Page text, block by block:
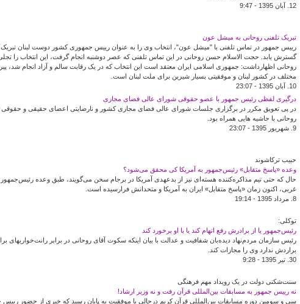
12. آبان 1395 - 9:47
تبریک تلفنی روحانی به میشل عون
رییس جمهور در تماس تلفنی با "میشل عون"، انتخاب وی را به عنوان رییس جمهوری کشور دوست لبنان تبریک
گسترش یابد. حجت الاسلام حسن روحانی در این تماس تلفنی که عصر دوشنبه انجام گرفت، این انتخاب را
روحانی اظهارداشت: جمهوری اسلامی ایران معتقد است این انتخاب که در یک رقابت سالم و آزاد انجام
مختلف در کشور لبنان و موفقیتی بسیار شیرین برای ملت لبنان است.
10. آبان 1395 - 23:07
درگیری لفظی رئیس جمهور با عضو حقوقی شورای عالی فضای مجازی
در پی تعویق مکرر در برگزاری جلسات شورای عالی فضای مجازی کشور و نارضایتی اعضای حقیقی و
روحانی با حاشیه هایی همراه بود.
9. شهريور 1395 - 23:07
حبیب ترکاشوند
وعده «پاسخ متقابل» رئیس‌جمهور به آمریکا کی محقق می‌شود؟
حال که حتی تیم مذاکره‌کننده هسته‌ای نیز از بدعهدی آمریکا در برجام سخن می‌گویند، طبق وعده
غربی، اکنون زمان «پاسخ متقابل» ایران به آمریکا و متحدانش فرارسیده است.
8. مرداد 1395 - 19:14
توکلی:
رئیس‌جمهور یا از برادرش رفع اتهام کند یا با او برخورد کند
رئیس سازمان مردم‌نهاد دیده‌بان شفافیت و عدالت با بیان اینکه سکوت آقای روحانی در برابر
براردش ندارد وی را مجازات کند.
30. تير 1395 - 9:28
سنت‌شکنی دولت در یک رویداد مهم فرهنگی
نه رییس جمهور به مسابقات بین‌المللی قرآن رفت و نه وزیر ارشاد!
سی و سومین دوره مسابقات بین‌المللی قرآن کریم درحالی با موفقیت به پایان رسید که خبری از حضور رییس